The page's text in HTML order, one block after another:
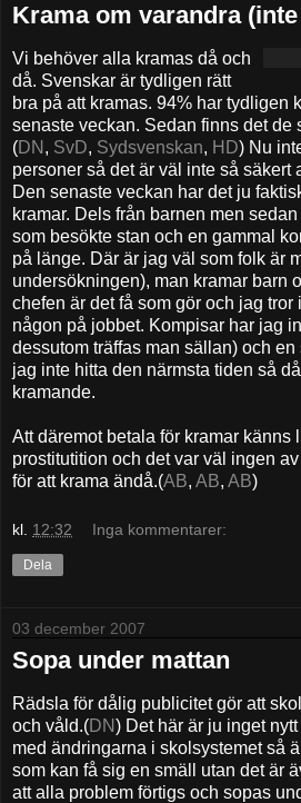
Krama om varandra
Vi behöver alla kramas då och
då. Svenskar är tydligen rätt
bra på att kramas. 94% har tydligen
senaste veckan. Sedan finns det de
(DN , SvD, Sydsvenskan, HD) Nu
personer så det är väl inte så säkert
Den senaste veckan har det ju
kramar. Dels från barnen men
som besökte stan och en gammal
på länge. Där är jag väl som folk är
undersökningen), man kramar barn
chefen är det få som gör och jag
någon på jobbet. Kompisar har jag
dessutom träffas man sällan) och
jag inte hitta den närmsta tiden så
kramande.
Att däremot betala för kramar känns
prostitutition och det var väl ingen
för att krama ändå.(AB, AB, AB)
kl. 12:32 Inga kommentarer:
Dela
03 december 2007
Sopa under mattan
Rädsla för dålig publicitet gör att
och våld.(DN) Det här är ju inget
med ändringarna i skolsystemet så
som kan få sig en smäll utan det är
att alla problem förtigs och sopas